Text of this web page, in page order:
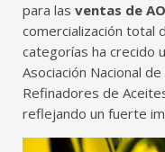
para las ventas de
comercialización total
categorías ha crecido
Asociación Nacional
Refinadores de
reflejando un fuerte